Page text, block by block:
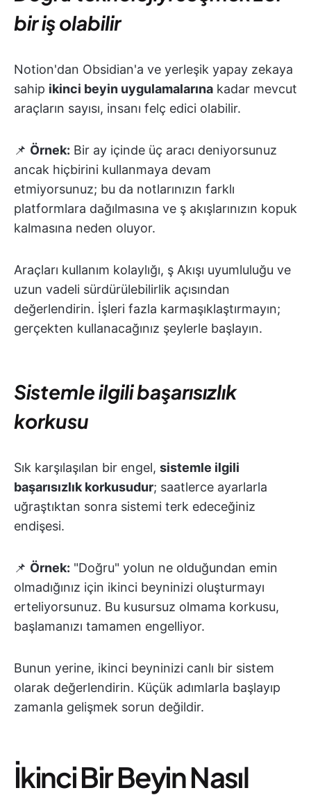
bir iş olabilir
Notion'dan Obsidian'a ve yerleşik yapay zekaya
sahip ikinci beyin uygulamalarına kadar mevcut
araçların sayısı, insanı felç edici olabilir.
📌 Örnek: Bir ay içinde üç aracı deniyorsunuz
ancak hiçbirini kullanmaya devam
etmiyorsunuz; bu da notlarınızın farklı
platformlara dağılmasına ve ş akışlarınızın kopuk
kalmasına neden oluyor.
Araçları kullanım kolaylığı, ş Akışı uyumluluğu ve
uzun vadeli sürdürülebilirlik açısından
değerlendirin. İşleri fazla karmaşıklaştırmayın;
gerçekten kullanacağınız şeylerle başlayın.
Sistemle ilgili başarısızlık
korkusu
Sık karşılaşılan bir engel, sistemle ilgili
başarısızlık korkusudur; saatlerce ayarlarla
uğraştıktan sonra sistemi terk edeceğiniz
endişesi.
📌 Örnek: "Doğru" yolun ne olduğundan emin
olmadığınız için ikinci beyninizi oluşturmayı
erteliyorsunuz. Bu kusursuz olmama korkusu,
başlamanızı tamamen engelliyor.
Bunun yerine, ikinci beyninizi canlı bir sistem
olarak değerlendirin. Küçük adımlarla başlayıp
zamanla gelişmek sorun değildir.
İkinci Bir Beyin Nasıl